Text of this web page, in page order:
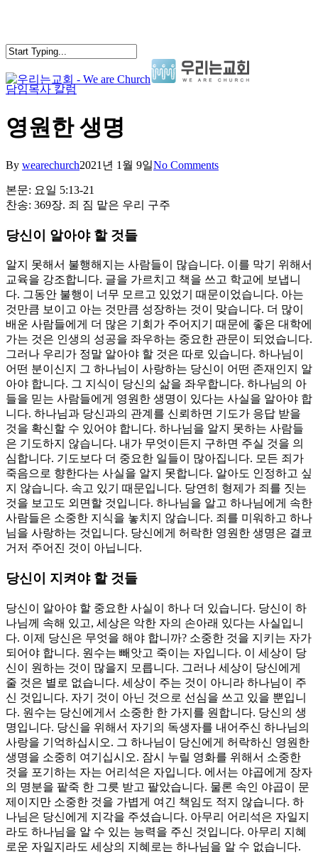
content
search
Menu
담임목사 칼럼
영원한 생명
By wearechurch2021년 1월 9일No Comments
본문: 요일 5:13-21
찬송: 369장. 죄 짐 맡은 우리 구주
당신이 알아야 할 것들
알지 못해서 불행해지는 사람들이 많습니다. 이를 막기 위해서
교육을 강조합니다. 글을 가르치고 책을 쓰고 학교에 보냅니
다. 그동안 불행이 너무 모르고 있었기 때문이었습니다. 아는
것만큼 보이고 아는 것만큼 성장하는 것이 맞습니다. 더 많이
배운 사람들에게 더 많은 기회가 주어지기 때문에 좋은 대학에
가는 것은 인생의 성공을 좌우하는 중요한 관문이 되었습니다.
그러나 우리가 정말 알아야 할 것은 따로 있습니다. 하나님이
어떤 분이신지 그 하나님이 사랑하는 당신이 어떤 존재인지 알
아야 합니다. 그 지식이 당신의 삶을 좌우합니다. 하나님의 아
들을 믿는 사람들에게 영원한 생명이 있다는 사실을 알아야 합
니다. 하나님과 당신과의 관계를 신뢰하면 기도가 응답 받을
것을 확신할 수 있어야 합니다. 하나님을 알지 못하는 사람들
은 기도하지 않습니다. 내가 무엇이든지 구하면 주실 것을 의
심합니다. 기도보다 더 중요한 일들이 많아집니다. 모든 죄가
죽음으로 향한다는 사실을 알지 못합니다. 알아도 인정하고 싶
지 않습니다. 속고 있기 때문입니다. 당연히 형제가 죄를 짓는
것을 보고도 외면할 것입니다. 하나님을 알고 하나님에게 속한
사람들은 소중한 지식을 놓치지 않습니다. 죄를 미워하고 하나
님을 사랑하는 것입니다. 당신에게 허락한 영원한 생명은 결코
거저 주어진 것이 아닙니다.
당신이 지켜야 할 것들
당신이 알아야 할 중요한 사실이 하나 더 있습니다. 당신이 하
나님께 속해 있고, 세상은 악한 자의 손아래 있다는 사실입니
다. 이제 당신은 무엇을 해야 합니까? 소중한 것을 지키는 자가
되어야 합니다. 원수는 빼앗고 죽이는 자입니다. 이 세상이 당
신이 원하는 것이 많을지 모릅니다. 그러나 세상이 당신에게
줄 것은 별로 없습니다. 세상이 주는 것이 아니라 하나님이 주
신 것입니다. 자기 것이 아닌 것으로 선심을 쓰고 있을 뿐입니
다. 원수는 당신에게서 소중한 한 가지를 원합니다. 당신의 생
명입니다. 당신을 위해서 자기의 독생자를 내어주신 하나님의
사랑을 기억하십시오. 그 하나님이 당신에게 허락하신 영원한
생명을 소중히 여기십시오. 잠시 누릴 영화를 위해서 소중한
것을 포기하는 자는 어리석은 자입니다. 에서는 야곱에게 장자
의 명분을 팥죽 한 그릇 받고 팔았습니다. 물론 속인 야곱이 문
제이지만 소중한 것을 가볍게 여긴 책임도 적지 않습니다. 하
나님은 당신에게 지각을 주셨습니다. 아무리 어리석은 자일지
라도 하나님을 알 수 있는 능력을 주신 것입니다. 아무리 지혜
로운 자일지라도 세상의 지혜로는 하나님을 알 수 없습니다.